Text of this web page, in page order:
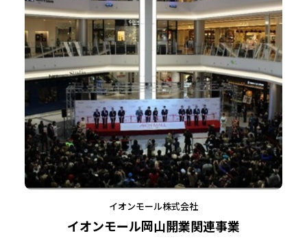
イオンモール岡山開業関連事業
イオンモール株式会社